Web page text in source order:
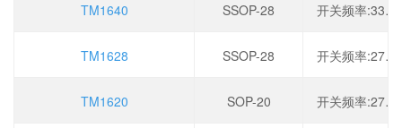
TM1640 SSOP-28 开关频率:330kHz,工作电压:2.8V~5.5V,输出电流:200mA,调光:PWM
TM1628 SSOP-28 开关频率:275kHz,工作电压:2.8V~5.5V,输出电流:150mA,调光:PWM
TM1620 SOP-20 开关频率:275kHz,工作电压:2.8V~5.5V,输出电流:150mA,调光:PWM